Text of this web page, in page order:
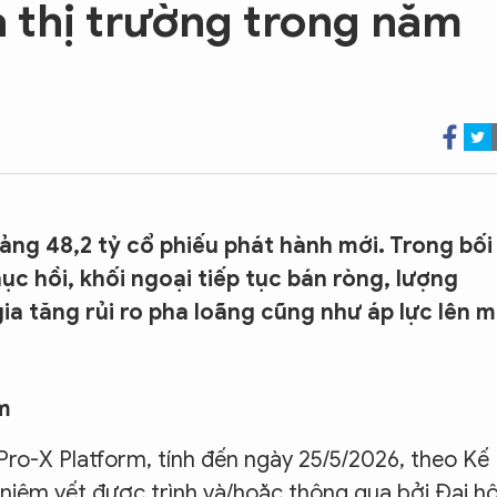
thị trường trong năm
48,2 tỷ cổ phiếu phát hành mới. Trong bối
hồi, khối ngoại tiếp tục bán ròng, lượng
tăng rủi ro pha loãng cũng như áp lực lên
X Platform, tính đến ngày 25/5/2026, theo Kế